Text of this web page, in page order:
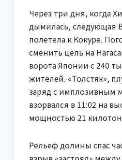
Через три дня, когда
дымилась, следующая
полетела к Кокуре.
сменить цель на
ворота Японии с 240
жителей. «Толстяк»,
заряд с имплозивным
взорвался в 11:02 на
мощностью 21
Рельеф долины спас